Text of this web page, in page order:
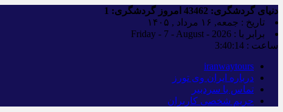
دنیای گردشگری: امروز گردشگری:
تاریخ : جمعه, ۱۶ مرداد , ۱۴۰۵
برابر با : Friday - 7 - August - 2026
ساعت : 3:40:15
iranwaytours
درباره ایران وی تورز
تماس با سردبیر
حریم شخصی کاربران